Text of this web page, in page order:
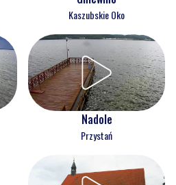
Kaszubskie Oko
Nadole
Przystań